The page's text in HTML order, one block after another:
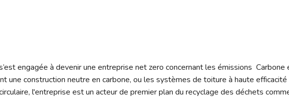
engagée à devenir une entreprise net zero concernant les émissions
construction neutre en carbone, ou les systèmes de toiture à haute
l'entreprise est un acteur de premier plan du recyclage des déchets